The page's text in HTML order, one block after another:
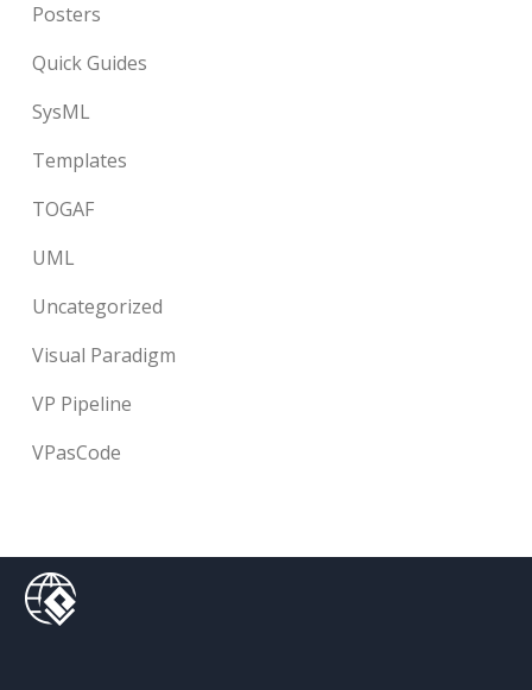
Posters
Quick Guides
SysML
Templates
TOGAF
UML
Uncategorized
Visual Paradigm
VP Pipeline
VPasCode